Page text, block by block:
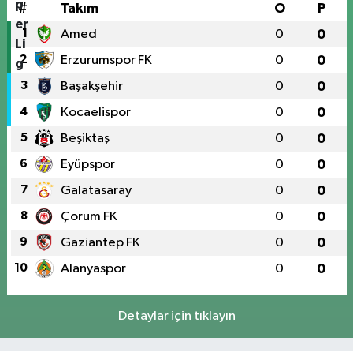
# Takım O P
1 Amed 0 0
2 Erzurumspor FK 0 0
3 Başakşehir 0 0
4 Kocaelispor 0 0
5 Beşiktaş 0 0
6 Eyüpspor 0 0
7 Galatasaray 0 0
8 Çorum FK 0 0
9 Gaziantep FK 0 0
10 Alanyaspor 0 0
Detaylar için tıklayın